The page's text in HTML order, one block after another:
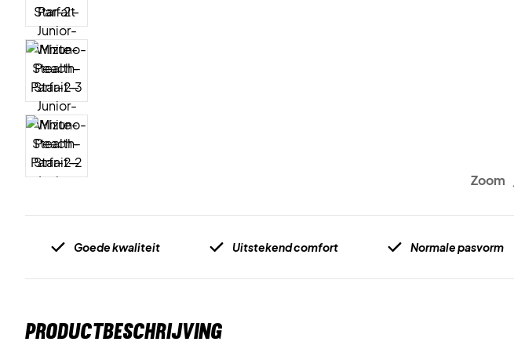
Zoom
Goede kwaliteit Uitstekend comfort Normale pasvorm
PRODUCTBESCHRIJVING